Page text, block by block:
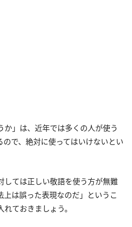
か」は、近年では多くの人が使う
ので、絶対に使ってはいけないとい
しては正しい敬語を使う方が無難
上は誤った表現なのだ」というこ
ておきましょう。